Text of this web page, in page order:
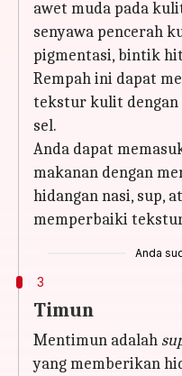
awet muda pada
senyawa pencerah
pigmentasi, bintik
Rempah ini dapat
tekstur kulit dengan
sel.
Anda dapat
makanan dengan
hidangan nasi, sup,
memperbaiki
Anda
3
Timun
Mentimun adalah
yang memberikan